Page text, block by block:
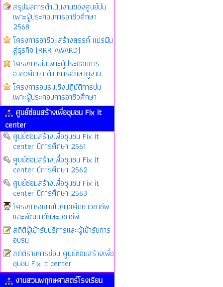
สรุปผลการดำเนินงานของศูนย์บ่ม
เพาะผู้ประกอบการอาชีวศึกษา
2568
โครงการอาชีวะสร้างสรรค์ แปรฝัน
สู่ธุรกิจ (RRR AWARD)
โครงการบ่มเพาะผู้ประกอบการ
อาชีวศึกษา ด้านการศึกษาดูงาน
โครงการอบรมเชิงปฏิบัติการบ่ม
เพาะผู้ประกอบการอาชีวศึกษา
ศูนย์ซ่อมสร้างเพื่อชุมชน Fix it
center
ศูนย์ซ่อมสร้างเพื่อชุมชน Fix it
center ปีการศึกษา 2561
ศูนย์ซ่อมสร้างเพื่อชุมชน Fix it
center ปีการศึกษา 2562
ศูนย์ซ่อมสร้างเพื่อชุมชน Fix it
center ปีการศึกษา 2563
โครงการขยายโอกาสศึกษาวิชาชีพ
และพัฒนาทักษะวิชาชีพ
สถิติผู้เข้ารับบริการและผู้เข้ารับการ
อบรม
สถิติรายการซ่อม ศูนย์ซ่อมสร้างเพื่อ
ชุมชน Fix it center
งานสวนพฤกษศาสตร์โรงเรียน